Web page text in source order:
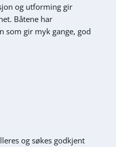
og utforming gir
Båtene har
som gir myk gange, god
og søkes godkjent